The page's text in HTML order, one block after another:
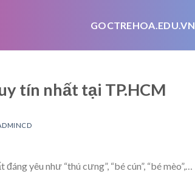
GOCTREHOA.EDU.VN
tín nhất tại TP.HCM
yêu như “thú cưng”, “bé cún”, “bé mèo”,…